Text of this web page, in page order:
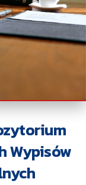
Wypisów